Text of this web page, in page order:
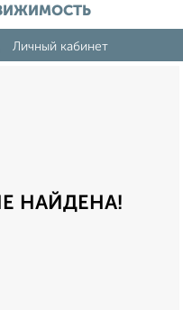
Личный кабинет
НАЙДЕНА!